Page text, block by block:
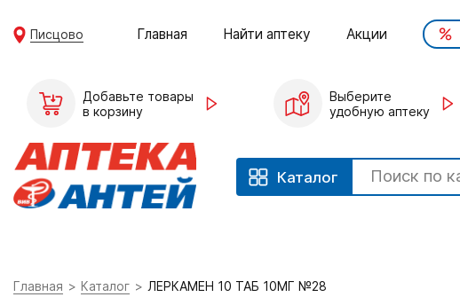
Писцово Главная Найти аптеку Акции
Добавьте товары
в корзину
Выберите
удобную аптеку
Каталог
Главная Каталог ЛЕРКАМЕН 10 ТАБ 10МГ №28